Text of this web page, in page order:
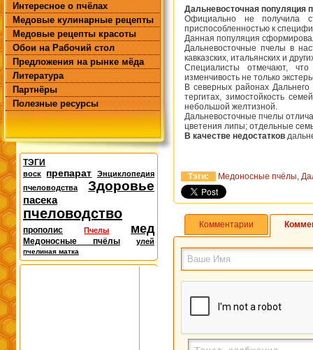
Интересное о пчёлах
Медовые кулинарные рецепты
Медовые рецепты красоты
Обои на Рабочий стол
Предложения на рынке мёда
Литература
Партнёры
Полезные ресурсы
ТЭГИ
воск препарат
Энциклопедия
пчеловодства
Здоровье
пасека
пчеловодство
прополис Пчелы мед
Медоносные пчёлы улей
пчелиная матка
Дальневосточная популяция
Официально не получила
приспособленностью к
Данная популяция
Дальневосточные пчелы в
кавказских, итальянских и
Специалисты отмечают,
изменчивость не только
В северных районах
тергитах, зимостойкость
небольшой желтизной.
Дальневосточные пчелы
цветения липы; отдельные
В качестве недостатков
Тэги: Медоносные пчёлы,
Комментарии